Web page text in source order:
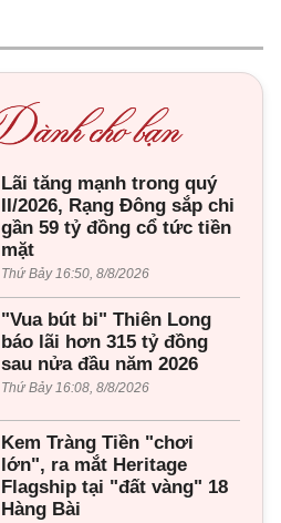
Lãi tăng mạnh trong quý
II/2026, Rạng Đông sắp chi
gần 59 tỷ đồng cổ tức tiền
mặt
Thứ Bảy 16:50, 8/8/2026
"Vua bút bi" Thiên Long
báo lãi hơn 315 tỷ đồng
sau nửa đầu năm 2026
Thứ Bảy 16:08, 8/8/2026
Kem Tràng Tiền "chơi
lớn", ra mắt Heritage
Flagship tại "đất vàng" 18
Hàng Bài